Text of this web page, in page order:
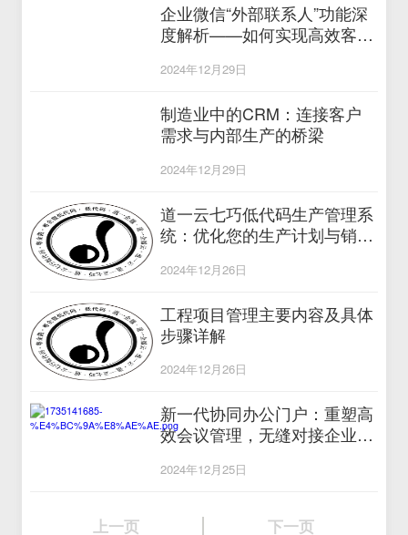
企业微信“外部联系人”功能深
度解析——如何实现高效客户
2024年12月29日
制造业中的CRM：连接客户
需求与内部生产的桥梁
2024年12月29日
道一云七巧低代码生产管理系
统：优化您的生产计划与销售
2024年12月26日
工程项目管理主要内容及具体
步骤详解
2024年12月26日
新一代协同办公门户：重塑高
效会议管理，无缝对接企业微
2024年12月25日
上一页 下一页